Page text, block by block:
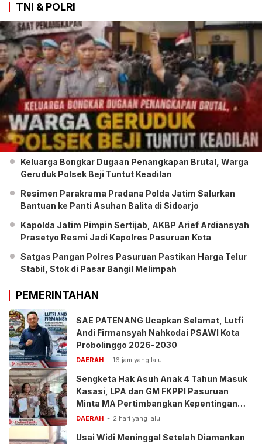
TNI & POLRI
Keluarga Bongkar Dugaan Penangkapan Brutal, Warga
Geruduk Polsek Beji Tuntut Keadilan
Resimen Parakrama Pradana Polda Jatim Salurkan
Bantuan ke Panti Asuhan Balita di Sidoarjo
Kapolda Jatim Pimpin Sertijab, AKBP Arief Ardiansyah
Prasetyo Resmi Jadi Kapolres Pasuruan Kota
Satgas Pangan Polres Pasuruan Pastikan Harga Telur
Stabil, Stok di Pasar Bangil Melimpah
PEMERINTAHAN
SAE PATENANG Ucapkan Selamat, Lutfi
Andi Firmansyah Nahkodai PSAWI Kota
Probolinggo 2026-2030
DAERAH 16 jam yang lalu
Sengketa Hak Asuh Anak 4 Tahun Masuk
Kasasi, LPA dan GM FKPPI Pasuruan
Minta MA Pertimbangkan Kepentingan
Anak
DAERAH 2 hari yang lalu
Usai Widi Meninggal Setelah Diamankan